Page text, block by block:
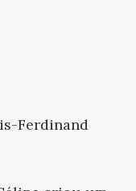
Ferdinand